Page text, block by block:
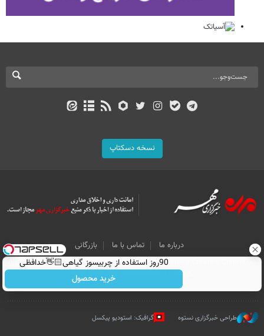
نسخه دسکتاپ
درباره ما تماس با ما
بازرگانی
All Content by Mehr News Agency is licensed under a Creative Commons
Attribution 4.0 International License.
طراحی خبرگزاری نستوه گرافیک: استودیو پیکسل
90روز استفاده از چربیسوز گیاهی👋🏻خدافظی
همیشگی با چاقی!خرید با تخفیف
خرید محصول